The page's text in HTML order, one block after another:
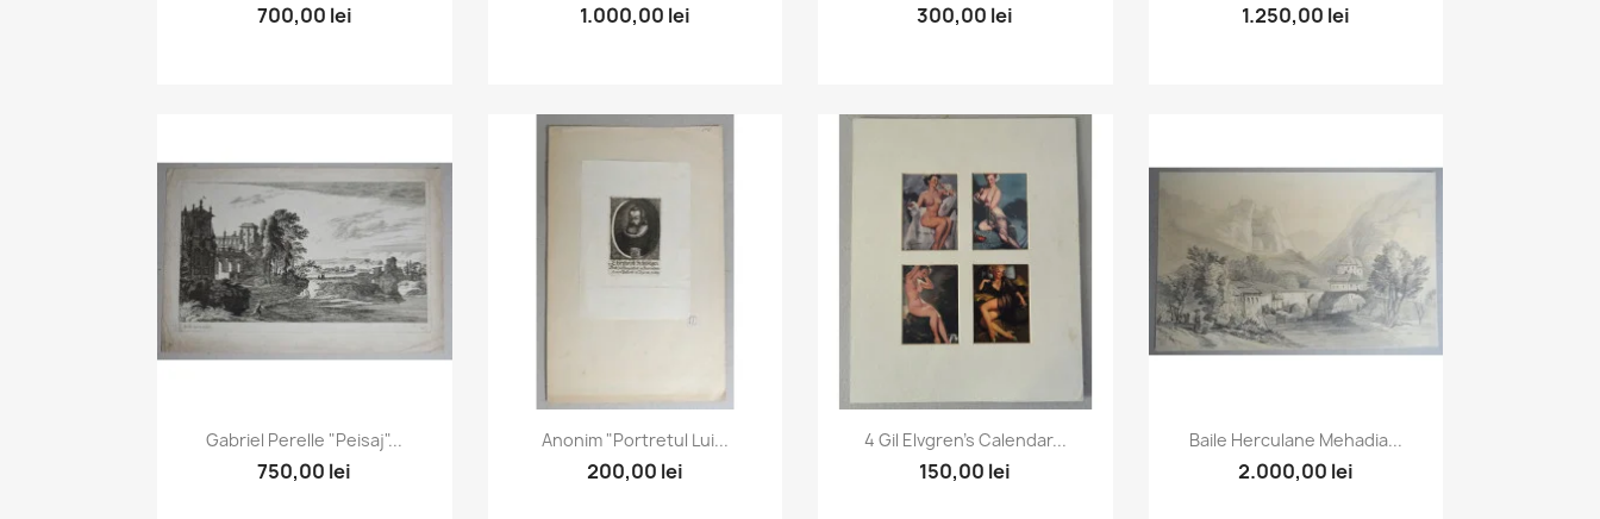
700,00 lei 1.000,00 lei 300,00 lei 1.250,00 lei
Vizualizare rapida
Gabriel Perelle "Peisaj"...
750,00 lei
Vizualizare rapida
Anonim "Portretul Lui...
200,00 lei
Vizualizare rapida
4 Gil Elvgren's Calendar...
150,00 lei
Vizualizare rapida
Baile Herculane Mehadia...
2.000,00 lei